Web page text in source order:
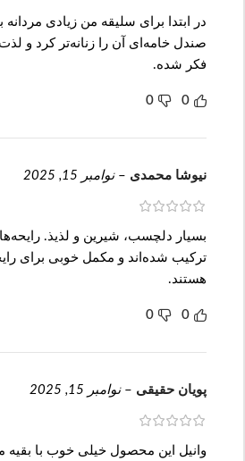
در ابتدا برای سلیقه من زیادی مردانه
صندل خامه‌ای آن را زنانه‌تر کرد و
فکر شده.
0
0
نیوشا محمدی – نوامبر 15, 2025
بسیار دلچسب، شیرین و لذیذ.
ترکیب شده‌اند و مکمل خوبی برای
هستند.
0
0
پویان حقیقی – نوامبر 15, 2025
وانیل این محصول خیلی خوب با بقیه